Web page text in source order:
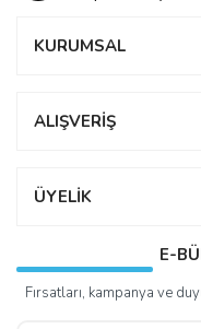
KURUMSAL
ALIŞVERİŞ
ÜYELİK
E-
Fırsatları, kampanya ve